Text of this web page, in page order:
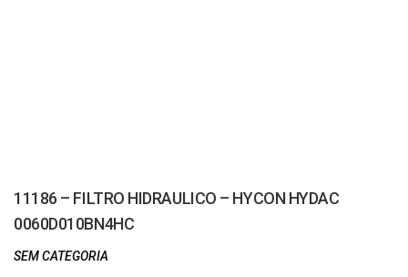
11186 – FILTRO HIDRAULICO – HYCON HYDAC
0060D010BN4HC
SEM CATEGORIA